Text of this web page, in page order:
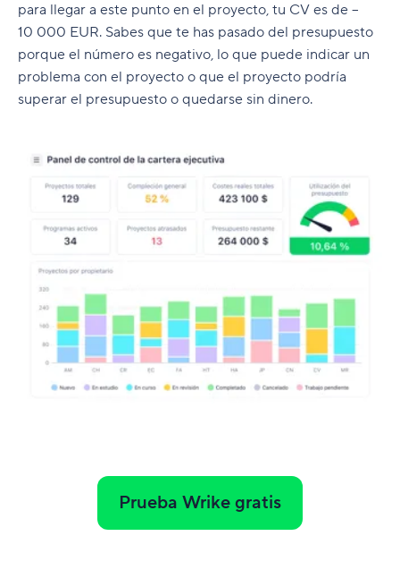
para llegar a este punto en el proyecto, tu CV es de –
10 000 EUR. Sabes que te has pasado del presupuesto
porque el número es negativo, lo que puede indicar un
problema con el proyecto o que el proyecto podría
superar el presupuesto o quedarse sin dinero.
Prueba Wrike gratis